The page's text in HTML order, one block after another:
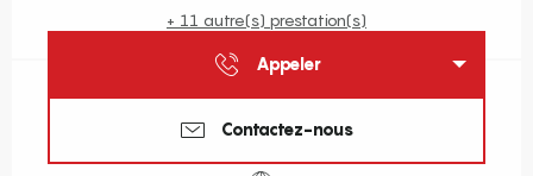
+ 11 autre(s) prestation(s)
Appeler
Contactez-nous